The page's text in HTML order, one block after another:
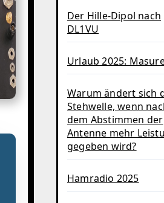
Der Hille-Dipol nach
DL1VU
Urlaub 2025:
Warum ändert sich
Stehwelle, wenn
dem Abstimmen der
Antenne mehr
gegeben wird?
Hamradio 2025